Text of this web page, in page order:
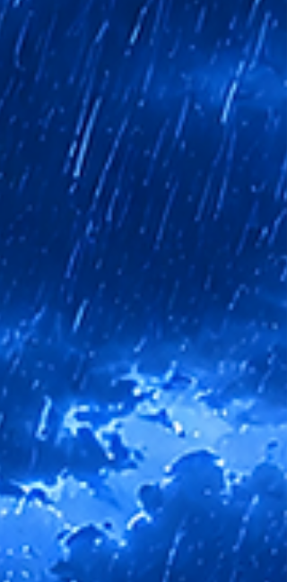
presencia de lluvias, la combinación de
una humedad relativ